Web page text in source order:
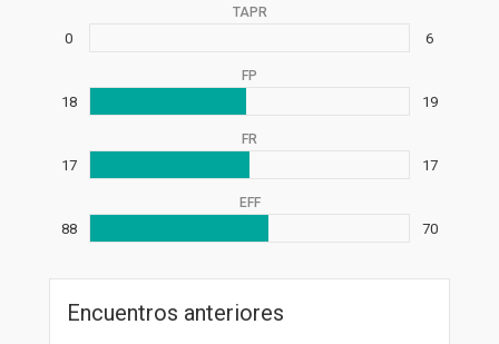
TAPR
0 6
FP
18 19
FR
17 17
EFF
88 70
Encuentros anteriores